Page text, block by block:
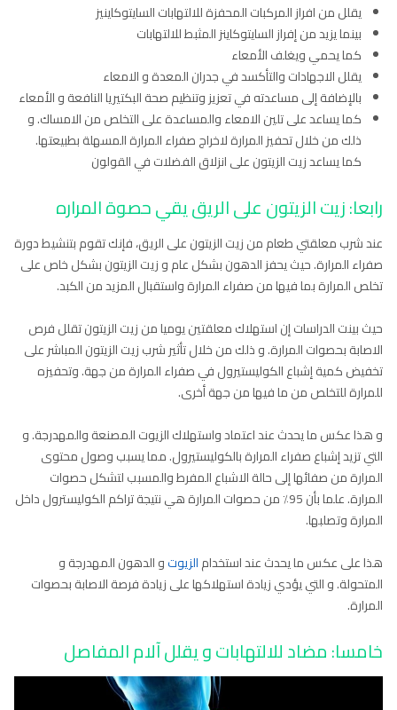
يقلل من افراز المركبات المحفزة للالتهابات السايتوكاينيز
بينما يزيد من إفراز السايتوكاينز المثبط للالتهابات
كما يحمي ويغلف الأمعاء
يقلل الاجهادات والتأكسد في جدران المعدة و الامعاء
بالإضافة إلى مساعدته في تعزيز وتنظيم صحة البكتيريا النافعة و الأمعاء
كما يساعد على تلين الامعاء والمساعدة على التخلص من الامساك. و
ذلك من خلال تحفيز المرارة لاخراج صفراء المرارة المسهلة بطبيعتها.
كما يساعد زيت الزيتون على انزلاق الفضلات في القولون
رابعا: زيت الزيتون على الريق يقي حصوة المراره
عند شرب معلقتي طعام من زيت الزيتون على الريق، فإنك تقوم بتنشيط دورة
صفراء المرارة. حيث يحفز الدهون بشكل عام و زيت الزيتون بشكل خاص على
تخلص المرارة بما فيها من صفراء المرارة واستقبال المزيد من الكبد.
حيث بينت الدراسات إن استهلاك معلقتين يوميا من زيت الزيتون تقلل فرص
الاصابة بحصوات المرارة. و ذلك من خلال تأثير شرب زيت الزيتون المباشر على
تخفيض كمية إشباع الكوليستيرول في صفراء المرارة من جهة. وتحفيزه
للمرارة للتخلص من ما فيها من جهة أخرى.
و هذا عكس ما يحدث عند اعتماد واستهلاك الزيوت المصنعة والمهدرجة. و
التي تزيد إشباع صفراء المرارة بالكوليستيرول. مما يسبب وصول محتوى
المرارة من صفائها إلى حالة الاشباع المفرط والمسبب لتشكل حصوات
المرارة. علما بأن 95٪ من حصوات المرارة هي نتيجة تراكم الكوليسترول داخل
المرارة وتصلبها.
هذا على عكس ما يحدث عند استخدامالزيوتو الدهون المهدرجة و
المتحولة. و التي يؤدي زيادة استهلاكها على زيادة فرصة الاصابة بحصوات
المرارة.
خامسا: مضاد للالتهابات و يقلل آلام المفاصل